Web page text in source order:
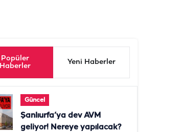
Popüler
Haberler
Yeni Haberler
Güncel
Şanlıurfa’ya dev AVM
geliyor! Nereye yapılacak?